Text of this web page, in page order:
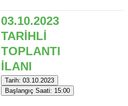
03.10.2023
TARİHLİ
TOPLANTI
İLANI
Tarih: 03.10.2023
Başlangıç Saati: 15:00